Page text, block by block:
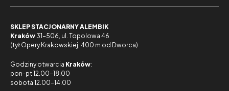
SKLEP STACJONARNY ALEMBIK
Kraków 31-506, ul. Topolowa 46
(tył Opery Krakowskiej, 400 m od Dworca)
Godziny otwarcia Kraków:
pon-pt 12.00-18.00
sobota 12.00-14.00